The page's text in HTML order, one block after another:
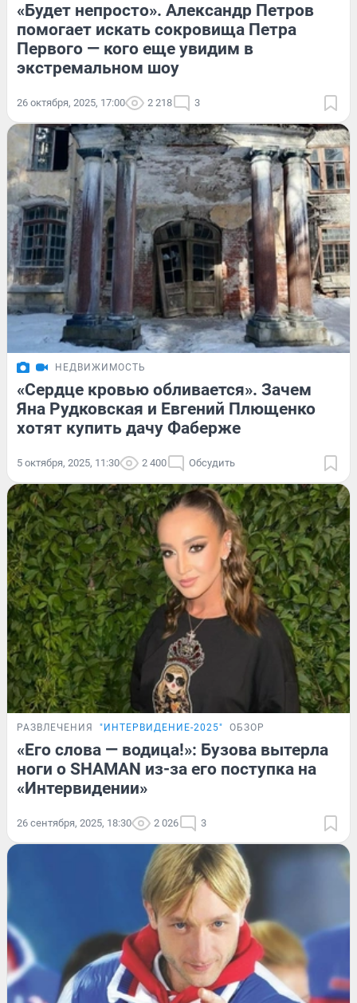
«Будет непросто». Александр Петров
помогает искать сокровища Петра
Первого — кого еще увидим в
экстремальном шоу
26 октября, 2025, 17:00 2 218 3
НЕДВИЖИМОСТЬ
«Сердце кровью обливается». Зачем
Яна Рудковская и Евгений Плющенко
хотят купить дачу Фаберже
5 октября, 2025, 11:30 2 400 Обсудить
РАЗВЛЕЧЕНИЯ "ИНТЕРВИДЕНИЕ-2025" ОБЗОР
«Его слова — водица!»: Бузова вытерла
ноги о SHAMAN из-за его поступка на
«Интервидении»
26 сентября, 2025, 18:30 2 026 3